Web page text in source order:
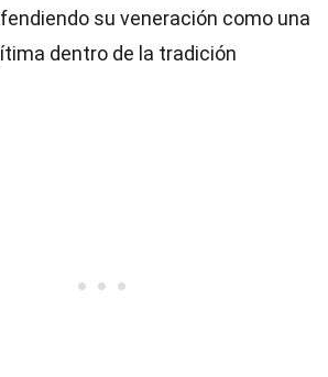
su veneración como una
dentro de la tradición